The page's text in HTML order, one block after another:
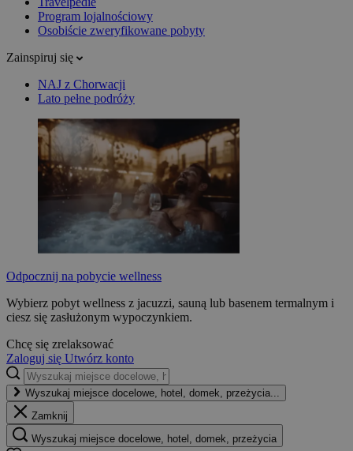
Program lojalnościowy
Osobiście zweryfikowane pobyty
Zainspiruj się
NAJ z Chorwacji
Lato pełne podróży
Odpocznij na pobycie wellness
Wybierz pobyt wellness z jacuzzi, sauną lub basenem termalnym i
ciesz się zasłużonym wypoczynkiem.
Chcę się zrelaksować
Zaloguj się Utwórz konto
Wyszukaj miejsce docelowe, hotel, domek, przeżycia...
Zamknij
Wyszukaj miejsce docelowe, hotel, domek, przeżycia